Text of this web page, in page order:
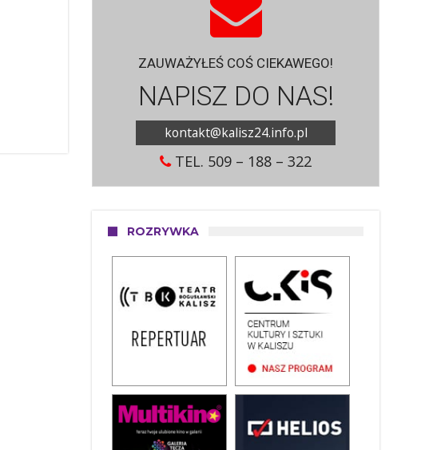
ZAUWAŻYŁEŚ COŚ CIEKAWEGO!
NAPISZ DO NAS!
kontakt@kalisz24.info.pl
TEL. 509 – 188 – 322
ROZRYWKA